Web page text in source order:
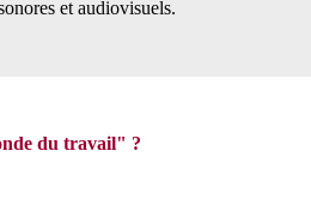
et audiovisuels.
du travail" ?